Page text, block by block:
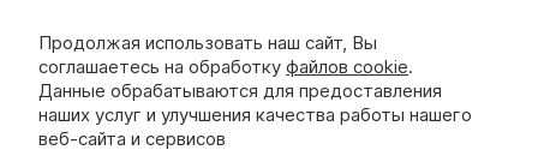
Скачать приложение
Продолжая использовать наш сайт, Вы
соглашаетесь на обработку файлов cookie.
Данные обрабатываются для предоставления
наших услуг и улучшения качества работы нашего
веб-сайта и сервисов